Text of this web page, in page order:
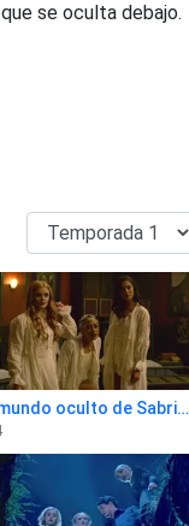
se oculta debajo.
El mundo oculto de Sabrina 1x4